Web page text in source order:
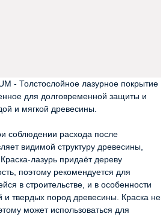
- Толстослойное лазурное покрытие
для долговременной защиты и
и мягкой древесины.
соблюдении расхода после
видимой структуру древесины,
лазурь придаёт дереву
поэтому рекомендуется для
в строительстве, и в особенности
и твердых пород древесины. Краска не
может использоваться для